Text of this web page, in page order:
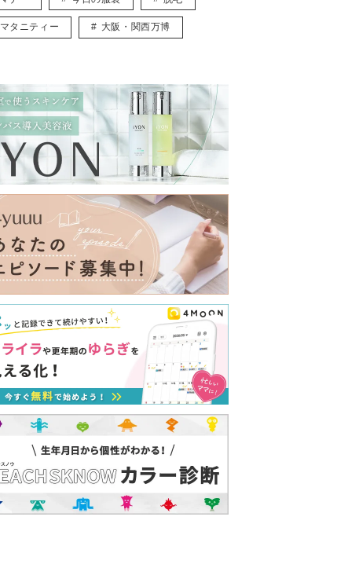
マタニティー 大阪・関西万博